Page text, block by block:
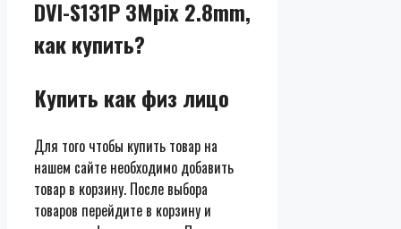
DVI-S131P 3Mpix 2.8mm,
как купить?
Купить как физ лицо
Для того чтобы купить товар на
нашем сайте необходимо добавить
товар в корзину. После выбора
товаров перейдите в корзину и